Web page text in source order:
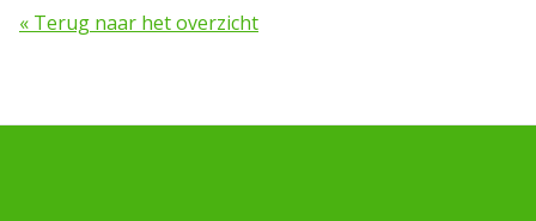
« Terug naar het overzicht